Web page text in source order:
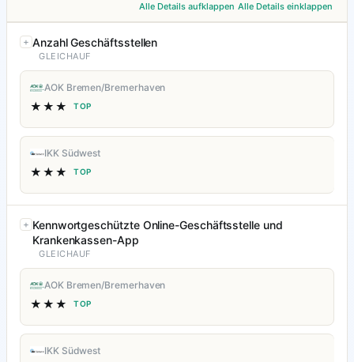
Alle Details aufklappen Alle Details einklappen
Anzahl Geschäftsstellen
GLEICHAUF
AOK Bremen/Bremerhaven
★★★ TOP
IKK Südwest
★★★ TOP
Kennwortgeschützte Online-Geschäftsstelle und
Krankenkassen-App
GLEICHAUF
AOK Bremen/Bremerhaven
★★★ TOP
IKK Südwest